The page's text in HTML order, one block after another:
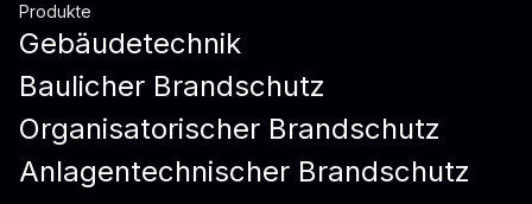
Produkte
Gebäudetechnik
Baulicher Brandschutz
Organisatorischer Brandschutz
Anlagentechnischer Brandschutz